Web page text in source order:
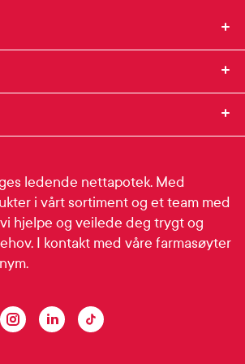
ledende nettapotek. Med
i vårt sortiment og et team med
hjelpe og veilede deg trygt og
I kontakt med våre farmasøyter
InstagramLinkedInTikTok